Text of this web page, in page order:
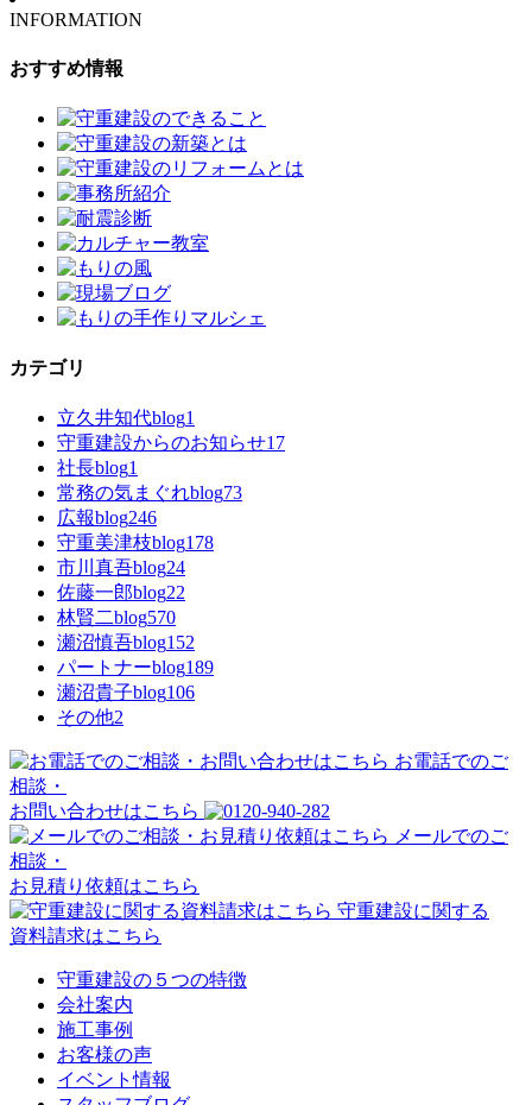
INFORMATION
おすすめ情報
カテゴリ
立久井知代blog1
守重建設からのお知らせ17
社長blog1
常務の気まぐれblog73
広報blog246
守重美津枝blog178
市川真吾blog24
佐藤一郎blog22
林賢二blog570
瀬沼慎吾blog152
パートナーblog189
瀬沼貴子blog106
その他2
お電話でのご
相談・
お問い合わせはこちら
メールでのご
相談・
お見積り依頼はこちら
守重建設に関する
資料請求はこちら
守重建設の５つの特徴
会社案内
施工事例
お客様の声
イベント情報